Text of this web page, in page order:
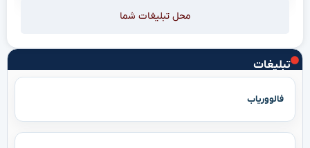
تبلیغات
فالووریاب
محل تبلیغات شما